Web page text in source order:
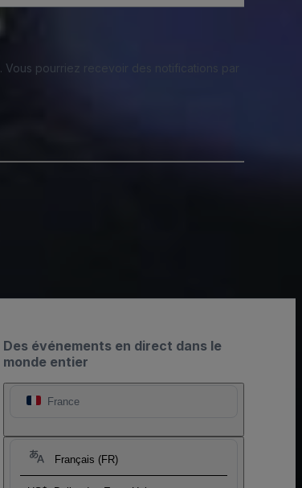
. Vous pourriez recevoir des notifications par
Des événements en direct dans le
monde entier
France
Français (FR)